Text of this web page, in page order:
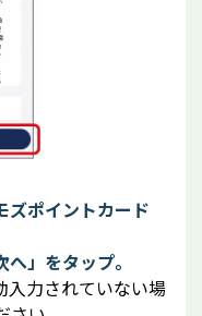
ズポイントカード
」をタップ。
入力されていない場